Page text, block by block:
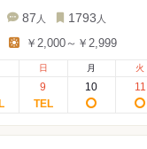
87 人 1793 人
￥2,000～￥2,999
日
9
月
10
火
11